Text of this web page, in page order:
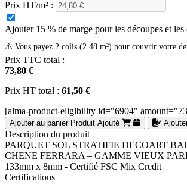
Prix HT/m² :
Ajouter 15 % de marge pour les découpes et les
⚠️ Vous payez 2 colis (2.48 m²) pour couvrir votre
Prix TTC total :
73,80 €
Prix HT total : 61,50 €
[alma-product-eligibility id="6904"
Ajouter au panier Produit Ajouté
Description du produit
PARQUET SOL STRATIFIE DECOART
CHENE FERRARA – GAMME VIEUX
133mm x 8mm - Certifié FSC Mix Credit
Certifications